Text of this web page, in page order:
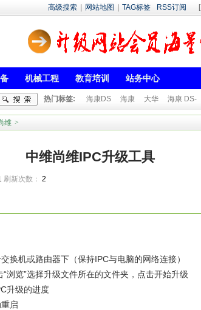
高级搜索 网站地图 TAG标签 RSS订阅 [
机械工程 教育培训 站务中心
热门标签: 海康DS 海康 大华 海康 DS-
维 >
中维尚维IPC升级工具
刷新次数： 2
换机或路由器下（保持IPC与电脑的网络连接）
浏览”选择升级文件所在的文件夹，点击开始升级
升级的进度
启